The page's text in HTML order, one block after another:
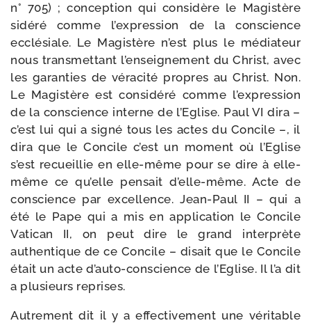
n° 705) ; concep­tion qui consi­dère le Magistère
sidé­ré comme l’expression de la conscience
ecclé­siale. Le Magistère n’est plus le média­teur
nous trans­met­tant l’enseignement du Christ, avec
les garan­ties de véra­ci­té propres au Christ. Non.
Le Magistère est consi­dé­ré comme l’expression
de la conscience interne de l’Eglise. Paul VI dira –
c’est lui qui a signé tous les actes du Concile –, il
dira que le Concile c’est un moment où l’Eglise
s’est recueillie en elle-​même pour se dire à elle-​
même ce qu’elle pen­sait d’elle-même. Acte de
conscience par excel­lence. Jean-​Paul II – qui a
été le Pape qui a mis en appli­ca­tion le Concile
Vatican II, on peut dire le grand inter­prète
authen­tique de ce Concile – disait que le Concile
était un acte d’auto-conscience de l’Eglise. Il l’a dit
a plu­sieurs reprises.
Autrement dit il y a effec­ti­ve­ment une véri­table